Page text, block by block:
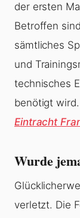
der ersten
Betroffen
sämtliches
und
technisches
benötigt wird.
Eintracht
Wurde
verletzt. Die